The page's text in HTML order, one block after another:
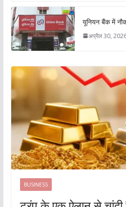
यूनियन बैंक में
अप्रैल 30,
BUSINESS